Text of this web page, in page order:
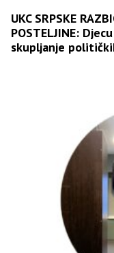
UKC SRPSKE
POSTELJINE:
skupljanje